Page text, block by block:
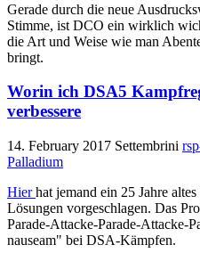
Gerade durch die neue
Stimme, ist DCO ein wirklich
die Art und Weise wie man
bringt.
Worin ich DSA5
verbessere
14. February 2017 Settembrini
Palladium
Hierhat jemand ein 25 Jahre
Lösungen vorgeschlagen. Das
Parade-Attacke-Parade-Attacke-
nauseam" bei DSA-Kämpfen.